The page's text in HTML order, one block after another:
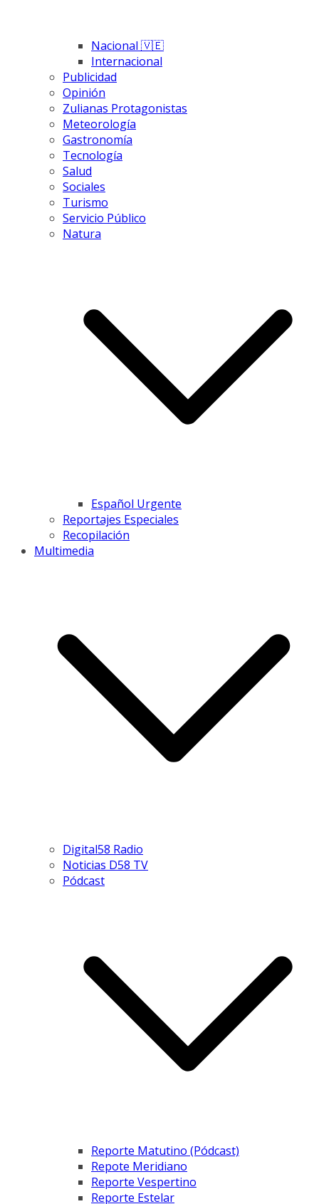
Nacional 🇻🇪
Internacional
Publicidad
Opinión
Zulianas Protagonistas
Meteorología
Gastronomía
Tecnología
Salud
Sociales
Turismo
Servicio Público
Natura
Español Urgente
Reportajes Especiales
Recopilación
Multimedia
Digital58 Radio
Noticias D58 TV
Pódcast
Reporte Matutino (Pódcast)
Repote Meridiano
Reporte Vespertino
Reporte Estelar